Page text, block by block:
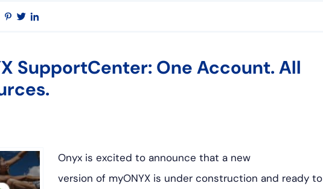
Facebook
Pinterest
Twitter
SupportCenter: One Account. All
Onyx is excited to announce that a new
version of myONYX is under construction and ready to